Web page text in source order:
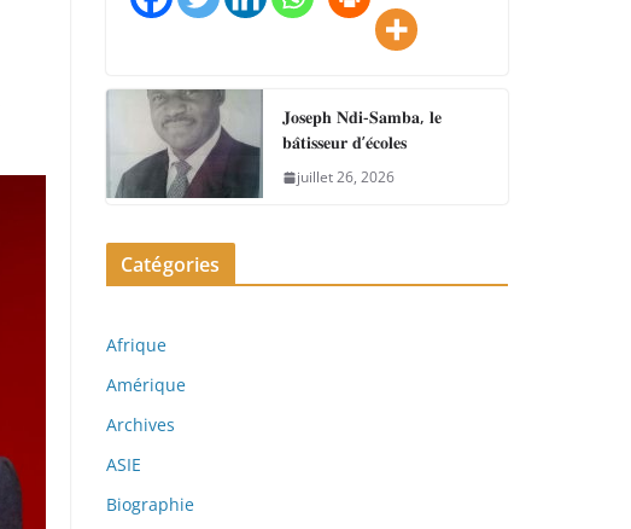
𝐉𝐨𝐬𝐞𝐩𝐡 𝐍𝐝𝐢-𝐒𝐚𝐦𝐛𝐚, 𝐥𝐞
𝐛𝐚̂𝐭𝐢𝐬𝐬𝐞𝐮𝐫 𝐝’𝐞́𝐜𝐨𝐥𝐞𝐬
juillet 26, 2026
Catégories
Afrique
Amérique
Archives
ASIE
Biographie